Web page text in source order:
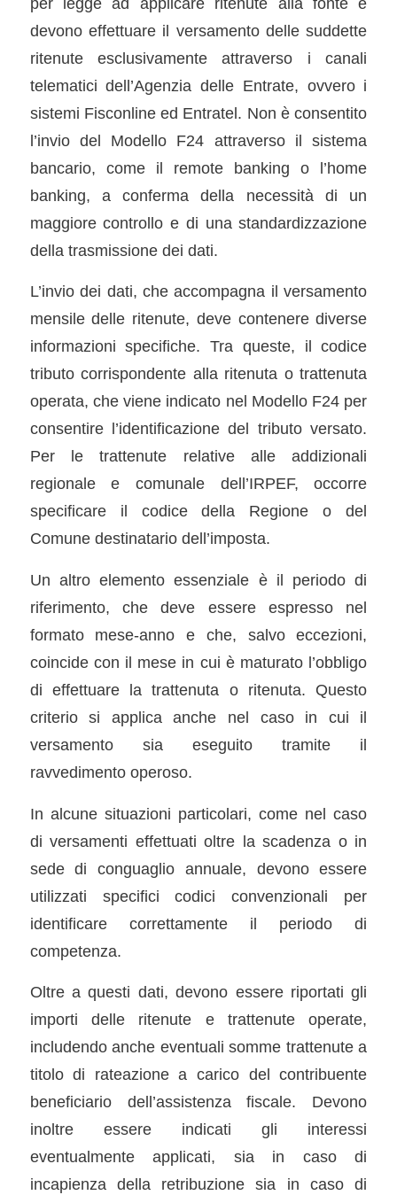
devono effettuare il versamento delle suddette
ritenute esclusivamente attraverso i canali
telematici dell’Agenzia delle Entrate, ovvero i
sistemi Fisconline ed Entratel. Non è consentito
l’invio del Modello F24 attraverso il sistema
bancario, come il remote banking o l’home
banking, a conferma della necessità di un
maggiore controllo e di una standardizzazione
della trasmissione dei dati.
L’invio dei dati, che accompagna il versamento
mensile delle ritenute, deve contenere diverse
informazioni specifiche. Tra queste, il codice
tributo corrispondente alla ritenuta o trattenuta
operata, che viene indicato nel Modello F24 per
consentire l’identificazione del tributo versato.
Per le trattenute relative alle addizionali
regionale e comunale dell’IRPEF, occorre
specificare il codice della Regione o del
Comune destinatario dell’imposta.
Un altro elemento essenziale è il periodo di
riferimento, che deve essere espresso nel
formato mese-anno e che, salvo eccezioni,
coincide con il mese in cui è maturato l’obbligo
di effettuare la trattenuta o ritenuta. Questo
criterio si applica anche nel caso in cui il
versamento sia eseguito tramite il
ravvedimento operoso.
In alcune situazioni particolari, come nel caso
di versamenti effettuati oltre la scadenza o in
sede di conguaglio annuale, devono essere
utilizzati specifici codici convenzionali per
identificare correttamente il periodo di
competenza.
Oltre a questi dati, devono essere riportati gli
importi delle ritenute e trattenute operate,
includendo anche eventuali somme trattenute a
titolo di rateazione a carico del contribuente
beneficiario dell’assistenza fiscale. Devono
inoltre essere indicati gli interessi
eventualmente applicati, sia in caso di
incapienza della retribuzione sia in caso di